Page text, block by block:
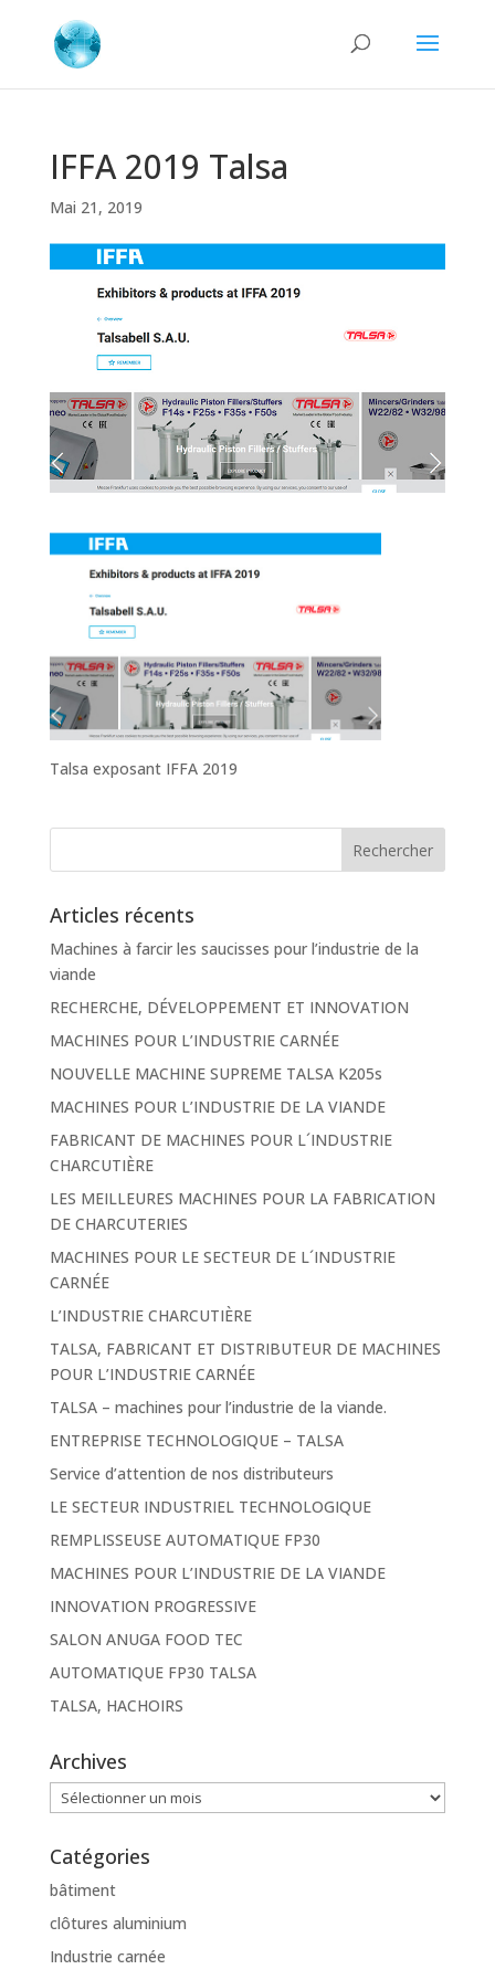
IFFA 2019 Talsa
Mai 21, 2019
Talsa exposant IFFA 2019
Articles récents
Machines à farcir les saucisses pour l’industrie de la
viande
RECHERCHE, DÉVELOPPEMENT ET INNOVATION
MACHINES POUR L’INDUSTRIE CARNÉE
NOUVELLE MACHINE SUPREME TALSA K205s
MACHINES POUR L’INDUSTRIE DE LA VIANDE
FABRICANT DE MACHINES POUR L´INDUSTRIE
CHARCUTIÈRE
LES MEILLEURES MACHINES POUR LA FABRICATION
DE CHARCUTERIES
MACHINES POUR LE SECTEUR DE L´INDUSTRIE
CARNÉE
L’INDUSTRIE CHARCUTIÈRE
TALSA, FABRICANT ET DISTRIBUTEUR DE MACHINES
POUR L’INDUSTRIE CARNÉE
TALSA – machines pour l’industrie de la viande.
ENTREPRISE TECHNOLOGIQUE – TALSA
Service d’attention de nos distributeurs
LE SECTEUR INDUSTRIEL TECHNOLOGIQUE
REMPLISSEUSE AUTOMATIQUE FP30
MACHINES POUR L’INDUSTRIE DE LA VIANDE
INNOVATION PROGRESSIVE
SALON ANUGA FOOD TEC
AUTOMATIQUE FP30 TALSA
TALSA, HACHOIRS
Archives
Archives
Catégories
bâtiment
clôtures aluminium
Industrie carnée